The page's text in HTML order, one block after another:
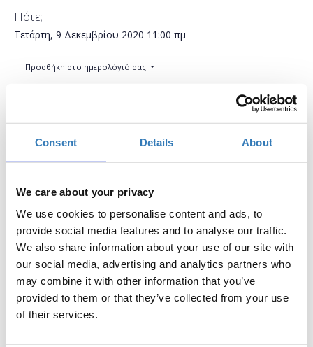
Consent Details About
We care about your privacy
We use cookies to personalise content and ads, to
provide social media features and to analyse our traffic.
We also share information about your use of our site with
our social media, advertising and analytics partners who
may combine it with other information that you’ve
provided to them or that they’ve collected from your use
of their services.
Πότε;
Τετάρτη, 9 Δεκεμβρίου 2020 11:00 πμ
Προσθήκη στο ημερολόγιό σας
Συμμετοχή Η περίοδος εγγραφών έχει λήξει.
Δωρεάν On Line σεμινάριο.
Το σεμινάριο απευθύνεται σε συμμετέχοντες, οι οποίοι
επιθυμούν να μάθουν πως μπορούν να επεξεργαστούν
και να δημιουργήσουν βίντεο χρησιμοποιώντας